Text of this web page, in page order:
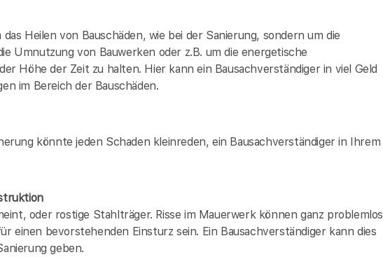
Heilen von Bauschäden, wie bei der Sanierung, sondern um die
Umnutzung von Bauwerken oder z.B. um die energetische
Höhe der Zeit zu halten. Hier kann ein Bausachverständiger in viel Geld
im Bereich der Bauschäden.
könnte jeden Schaden kleinreden, ein Bausachverständiger in Ihrem
oder rostige Stahlträger. Risse im Mauerwerk können ganz problemlos
einen bevorstehenden Einsturz sein. Ein Bausachverständiger kann dies
geben.